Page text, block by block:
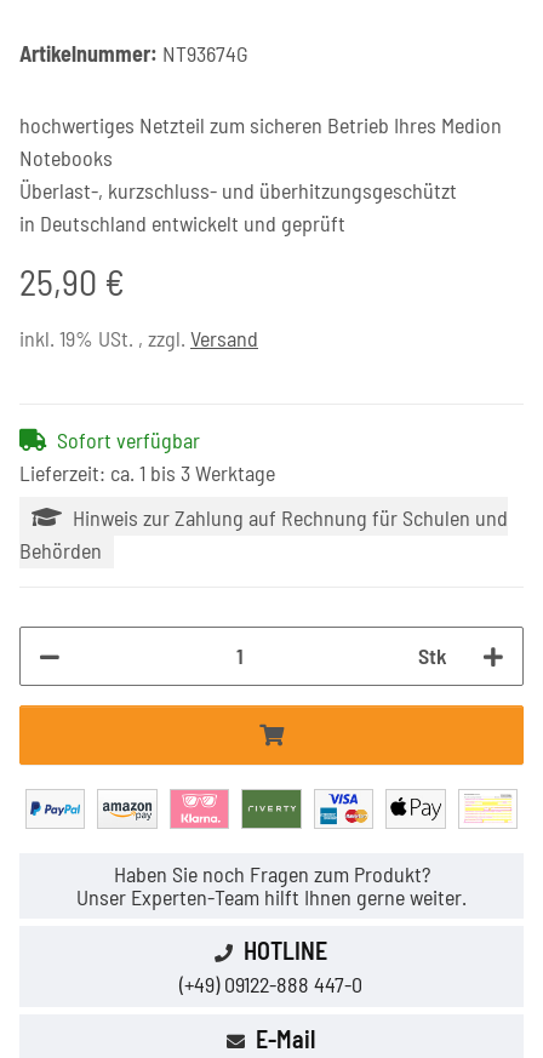
Artikelnummer: NT93674G
hochwertiges Netzteil zum sicheren Betrieb Ihres Medion
Notebooks
Überlast-, kurzschluss- und überhitzungsgeschützt
in Deutschland entwickelt und geprüft
25,90 €
inkl. 19% USt. , zzgl. Versand
Sofort verfügbar
Lieferzeit: ca. 1 bis 3 Werktage
Hinweis zur Zahlung auf Rechnung für Schulen und
Behörden
Stk
Haben Sie noch Fragen zum Produkt?
Unser Experten-Team hilft Ihnen gerne weiter.
HOTLINE
(+49) 09122-888 447-0
E-Mail